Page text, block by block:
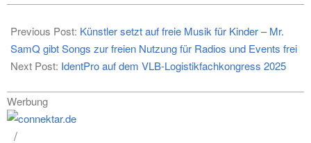
01-
20
Previous Post: Künstler setzt auf freie Musik für Kinder – Mr.
SamQ gibt Songs zur freien Nutzung für Radios und Events frei
Next Post: IdentPro auf dem VLB-Logistikfachkongress 2025
Werbung